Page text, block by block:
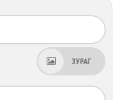
ЗУРАГ